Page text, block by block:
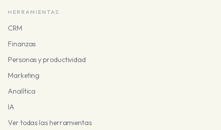
HERRAMIENTAS
CRM
Finanzas
Personas y productividad
Marketing
Analítica
IA
Ver todas las herramientas